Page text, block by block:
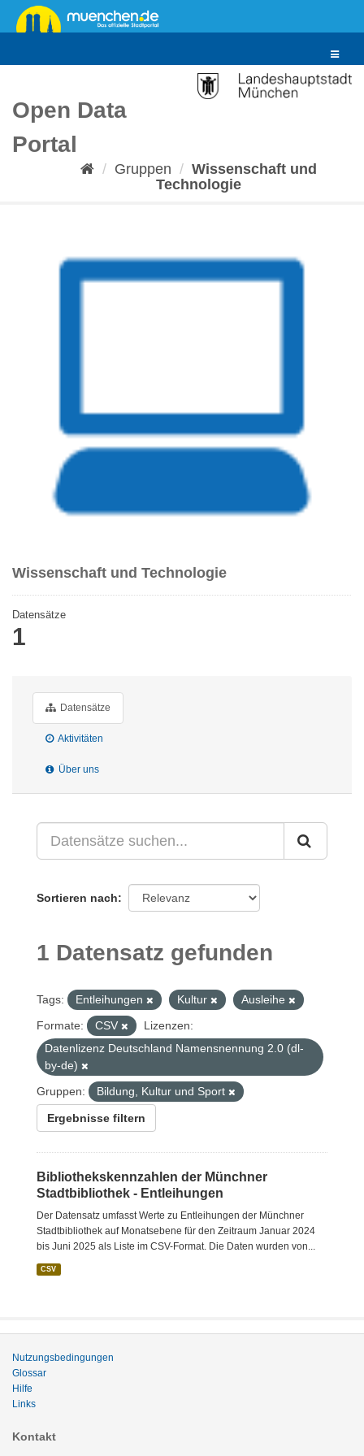
Überspringen
zum
Toggle
Open Data
Portal
Gruppen
Wissenschaft und
Technologie
Wissenschaft und Technologie
Datensätze
1
Datensätze
Aktivitäten
Über uns
Sortieren nach
1 Datensatz gefunden
Tags: Entleihungen Kultur
Ausleihe
Formate:
CSV
Lizenzen:
Datenlizenz Deutschland Namensnennung 2.0 (dl-
by-de)
Gruppen:
Bildung, Kultur und Sport
Ergebnisse filtern
Bibliothekskennzahlen der Münchner
Stadtbibliothek - Entleihungen
Der Datensatz umfasst Werte zu Entleihungen der Münchner
Stadtbibliothek auf Monatsebene für den Zeitraum Januar 2024
bis Juni 2025 als Liste im CSV-Format. Die Daten wurden von...
CSV
Nutzungsbedingungen
Glossar
Hilfe
Links
Kontakt